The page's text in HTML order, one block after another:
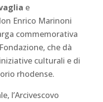
e
Enrico Marinoni
commemorativa
che dà
culturali e di
rhodense.
l’Arcivescovo